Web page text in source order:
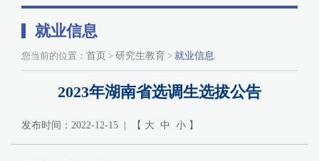
就业信息
您当前的位置： 首页 > 研究生教育 > 就业信息
2023年湖南省选调生选拔公告
发布时间：2022-12-15 | 【 大 中 小 】